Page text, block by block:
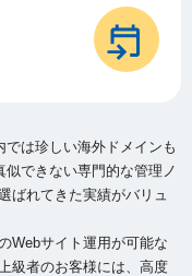
は珍しい海外ドメインも
似できない専門的な管理ノ
ばれてきた実績がバリュ
Webサイト運用が可能な
級者のお客様には、 高度